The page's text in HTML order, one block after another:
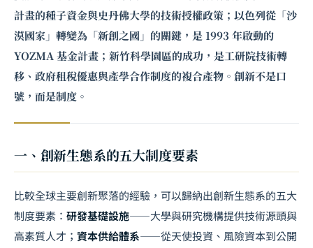
計畫的種子資金與史丹佛大學的技術授權政策；以色列從「沙
漠國家」轉變為「新創之國」的關鍵，是 1993 年啟動的
YOZMA 基金計畫；新竹科學園區的成功，是工研院技術轉
移、政府租稅優惠與產學合作制度的複合產物。創新不是口
號，而是制度。
一、創新生態系的五大制度要素
比較全球主要創新聚落的經驗，可以歸納出創新生態系的五大
制度要素： 研發基礎設施——大學與研究機構提供技術源頭與
高素質人才； 資本供給體系——從天使投資、風險資本到公開